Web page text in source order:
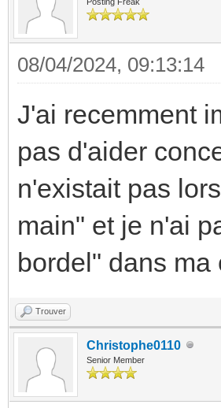
08/04/2024, 09:13:14
J'ai recemment
pas d'aider
n'existait pas
main" et je n'ai
bordel" dans ma
Trouver
Christophe0110
Senior Member